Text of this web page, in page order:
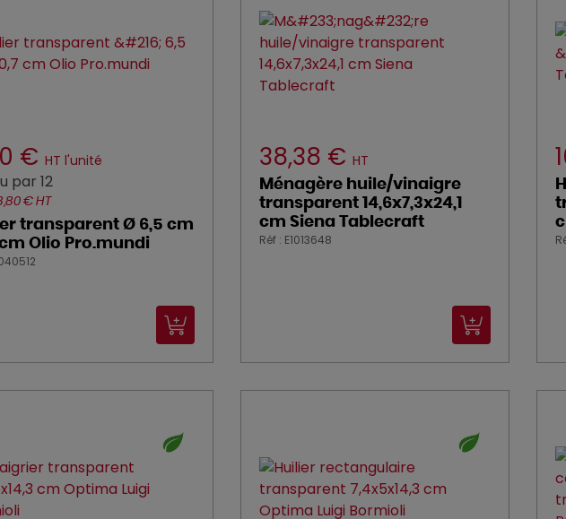
€ HT l'unité
par 12
€ HT
transparent Ø 6,5 cm
Olio Pro.mundi
38,38 € HT
Ménagère huile/vinaigre
transparent 14,6x7,3x24,1
cm Siena Tablecraft
Réf : E1013648